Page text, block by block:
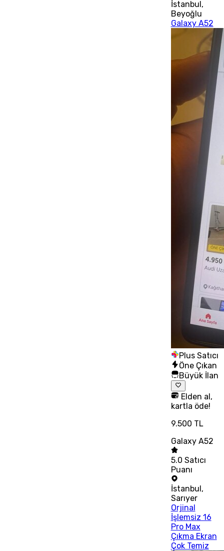
İstanbul,
Beyoğlu
Galaxy A52
Plus Satıcı
Öne Çıkan
Büyük İlan
Elden al,
kartla öde!
9.500 TL
Galaxy A52
5.0 Satıcı
Puanı
İstanbul,
Sarıyer
Orjinal
İşlemsiz 16
Pro Max
Çıkma Ekran
Çok Temiz